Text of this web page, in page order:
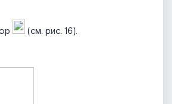
(см. рис. 16).